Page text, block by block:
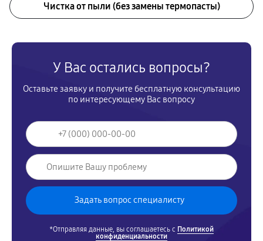
Чистка от пыли (без замены термопасты)
У Вас остались вопросы?
Оставьте заявку и получите бесплатную консультацию
по интересующему Вас вопросу
*Отправляя данные, вы соглашаетесь с Политикой
конфиденциальности